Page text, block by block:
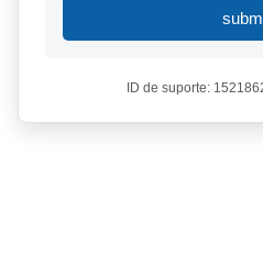
ID de suporte: